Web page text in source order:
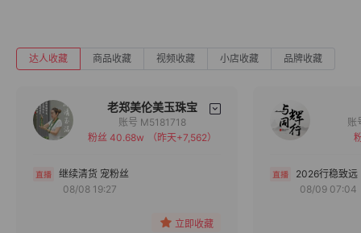
达人收藏 商品收藏 视频收藏 小店收藏 品牌收藏
老郑美伦美玉珠宝
备注
账号 M5181718
粉丝 40.68w
（昨天+7,562）
继续清货 宠粉丝
08/08 19:27
立即收藏
2026行稳致远
08/09 07:04